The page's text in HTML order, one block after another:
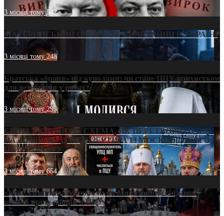
3 місяці тому542
МАТЕРИНСЬКИЙ ОМОРФОР В ЧАС ВІЙНИ В УКРАЇНІ
3 місяці тому248
Братська «броня» під куполами: чи стане ПЦУ прихистком
для дезертирів у рясах?
3 місяці тому293
СВЯТІ УХИЛЯНТИ: СХЕМА, ЯК ПЕРЕТВОРИТИ ПЦУ
НА «ОФШОР» ДЛЯ ДЕЗЕРТИРА ІЗ МОСКОВСЬКОГО
ПАТРІАРХАТУ
3 місяці тому654
«Кейс Тихона» у Тернополі: як Молитовний сніданок
оголив кризу довіри в ПЦУ